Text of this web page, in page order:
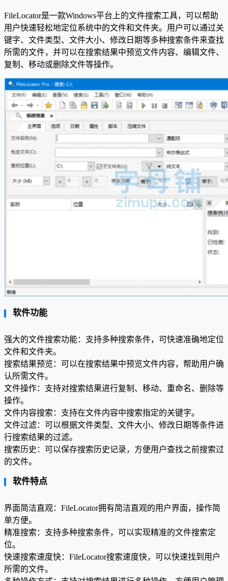
FileLocator是一款Windows平台上的文件搜索工具，可以帮助
用户快速轻松地定位系统中的文件和文件夹。用户可以通过关
键字、文件类型、文件大小、修改日期等多种搜索条件来查找
所需的文件，并可以在搜索结果中预览文件内容、编辑文件、
复制、移动或删除文件等操作。
软件功能
强大的文件搜索功能：支持多种搜索条件，可快速准确地定位
文件和文件夹。
搜索结果预览：可以在搜索结果中预览文件内容，帮助用户确
认所需文件。
文件操作：支持对搜索结果进行复制、移动、重命名、删除等
操作。
文件内容搜索：支持在文件内容中搜索指定的关键字。
文件过滤：可以根据文件类型、文件大小、修改日期等条件进
行搜索结果的过滤。
搜索历史：可以保存搜索历史记录，方便用户查找之前搜索过
的文件。
软件特点
界面简洁直观：FileLocator拥有简洁直观的用户界面，操作简
单方便。
精准搜索：支持多种搜索条件，可以实现精准的文件搜索定
位。
快速搜索速度快：FileLocator搜索速度快，可以快速找到用户
所需的文件。